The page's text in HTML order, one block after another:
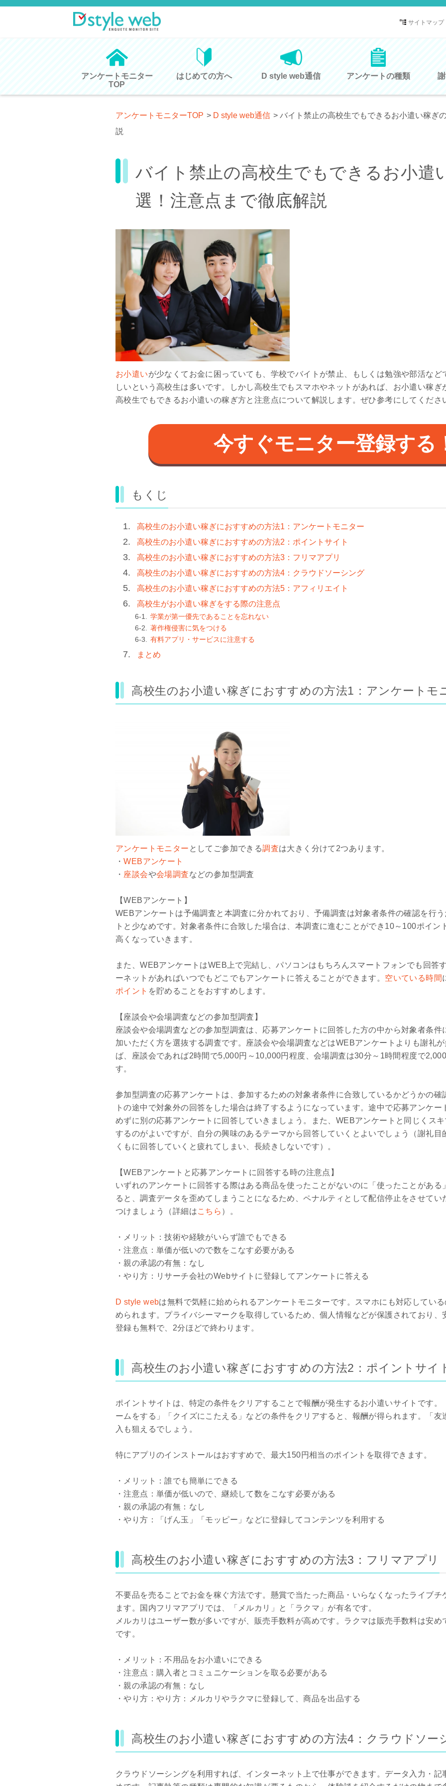
サイトマップ
アンケートモニター
TOP
はじめての方へ D style web通信 アンケートの種類
アンケートモニターTOP > D style web通信 > バイト禁止の高校生でもできるお小遣い稼ぎ
説
バイト禁止の高校生でもできるお小遣
選！注意点まで徹底解説
お小遣いが少なくてお金に困っていても、学校でバイトが禁止、もしくは勉強や部活な
しいという高校生は多いです。しかし高校生でもスマホやネットがあれば、お小遣い稼
高校生でもできるお小遣いの稼ぎ方と注意点について解説します。ぜひ参考にしてくださ
今すぐモニター登録する
もくじ
高校生のお小遣い稼ぎにおすすめの方法1：アンケートモニター
高校生のお小遣い稼ぎにおすすめの方法2：ポイントサイト
高校生のお小遣い稼ぎにおすすめの方法3：フリマアプリ
高校生のお小遣い稼ぎにおすすめの方法4：クラウドソーシング
高校生のお小遣い稼ぎにおすすめの方法5：アフィリエイト
高校生がお小遣い稼ぎをする際の注意点
学業が第一優先であることを忘れない
著作権侵害に気をつける
有料アプリ・サービスに注意する
まとめ
高校生のお小遣い稼ぎにおすすめの方法1：アンケートモ
アンケートモニター としてご参加できる調査は大きく分けて2つあります。
・WEBアンケート
・ 座談会や会場調査などの参加型調査
【WEBアンケート】
WEBアンケートは予備調査と本調査に分かれており、予備調査は対象者条件の確認を行
トと少なめです。対象者条件に合致した場合は、本調査に進むことができ10～100ポイン
高くなっていきます。
また、WEBアンケートはWEB上で完結し、パソコンはもちろんスマートフォンでも回答
ーネットがあればいつでもどこでもアンケートに答えることができます。 空いている時間
ポイント を貯めることをおすすめします。
【座談会や会場調査などの参加型調査】
座談会や会場調査などの参加型調査は、応募アンケートに回答した方の中から対象者条
加いただく方を選抜する調査です。座談会や会場調査などはWEBアンケートよりも謝礼
ば、座談会であれば2時間で5,000円～10,000円程度、会場調査は30分～1時間程度で
す。
参加型調査の応募アンケートは、参加するための対象者条件に合致しているかどうかの確
トの途中で対象外の回答をした場合は終了するようになっています。途中で応募アンケ
めずに別の応募アンケートに回答していきましょう。また、WEBアンケートと同じくス
するのがよいですが、自分の興味のあるテーマから回答していくとよいでしょう（謝礼目
くもに回答していくと疲れてしまい、長続きしないです）。
【WEBアンケートと応募アンケートに回答する時の注意点】
いずれのアンケートに回答する際はある商品を使ったことがないのに「使ったことがある
ると、調査データを歪めてしまうことになるため、ペナルティとして配信停止をさせて
つけましょう（詳細はこちら ）。
・メリット：技術や経験がいらず誰でもできる
・注意点：単価が低いので数をこなす必要がある
・親の承認の有無：なし
・やり方：リサーチ会社のWebサイトに登録してアンケートに答える
D style webは無料で気軽に始められるアンケートモニターです。スマホにも対応してい
められます。プライバシーマークを取得しているため、個人情報などが保護されており、
登録も無料で、2分ほどで終わります。
高校生のお小遣い稼ぎにおすすめの方法2：ポイントサイ
ポイントサイトは、特定の条件をクリアすることで報酬が発生するお小遣いサイトです。
ームをする」「クイズにこたえる」などの条件をクリアすると、報酬が得られます。「友
入も狙えるでしょう。
特にアプリのインストールはおすすめで、最大150円相当のポイントを取得できます。
・メリット：誰でも簡単にできる
・注意点：単価が低いので、継続して数をこなす必要がある
・親の承認の有無：なし
・やり方：「げん玉」「モッピー」などに登録してコンテンツを利用する
高校生のお小遣い稼ぎにおすすめの方法3：フリマアプリ
不要品を売ることでお金を稼ぐ方法です。懸賞で当たった商品・いらなくなったライブチ
ます。国内フリマアプリでは、「メルカリ」と「ラクマ」が有名です。
メルカリはユーザー数が多いですが、販売手数料が高めです。ラクマは販売手数料は安
です。
・メリット：不用品をお小遣いにできる
・注意点：購入者とコミュニケーションを取る必要がある
・親の承認の有無：なし
・やり方：やり方：メルカリやラクマに登録して、商品を出品する
高校生のお小遣い稼ぎにおすすめの方法4：クラウドソー
クラウドソーシングを利用すれば、インターネット上で仕事ができます。データ入力・